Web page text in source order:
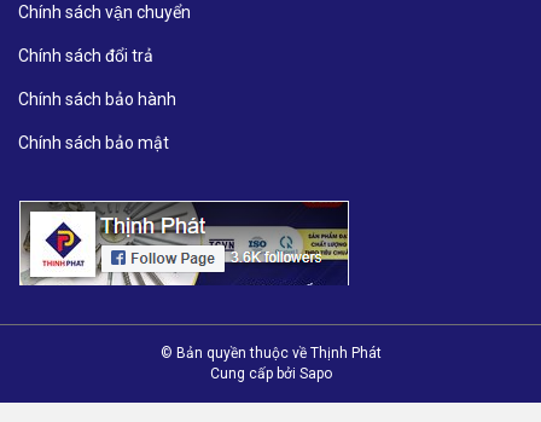
Chính sách vận chuyển
Chính sách đổi trả
Chính sách bảo hành
Chính sách bảo mật
© Bản quyền thuộc về Thịnh Phát
Cung cấp bởi Sapo